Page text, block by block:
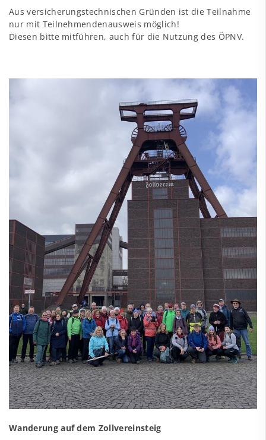
Aus versicherungstechnischen Gründen ist die Teilnahme
nur mit Teilnehmendenausweis möglich!
Diesen bitte mitführen, auch für die Nutzung des ÖPNV.
Wanderung auf dem Zollvereinsteig